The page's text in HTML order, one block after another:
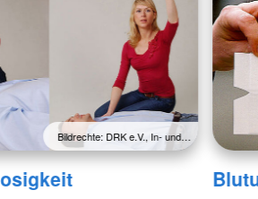
Bildrechte: DRK e.V., In- und…